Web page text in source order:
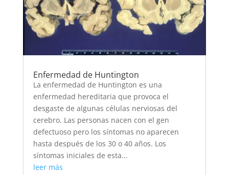
Enfermedad de Huntington
La enfermedad de Huntington es una
enfermedad hereditaria que provoca el
desgaste de algunas células nerviosas del
cerebro. Las personas nacen con el gen
defectuoso pero los síntomas no aparecen
hasta después de los 30 o 40 años. Los
síntomas iniciales de esta...
leer más